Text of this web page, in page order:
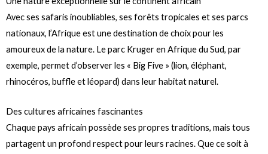
Avec ses safaris inoubliables, ses forêts tropicales et ses parcs
nationaux, l’Afrique est une destination de choix pour les
amoureux de la nature. Le parc Kruger en Afrique du Sud, par
exemple, permet d’observer les « Big Five » (lion, éléphant,
rhinocéros, buffle et léopard) dans leur habitat naturel.
Des cultures africaines fascinantes
Chaque pays africain possède ses propres traditions, mais tous
partagent un profond respect pour leurs racines. Que ce soit à